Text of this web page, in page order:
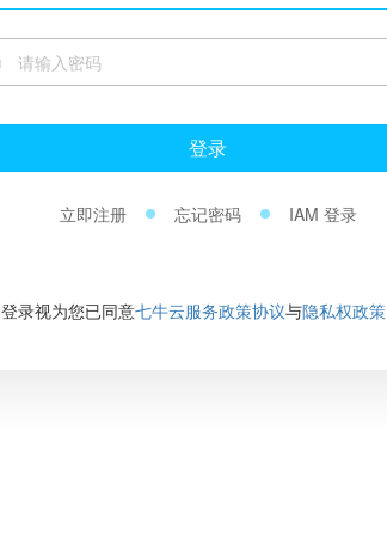
登录
立即注册 忘记密码 IAM 登录
登录视为您已同意七牛云服务政策协议与隐私权政策